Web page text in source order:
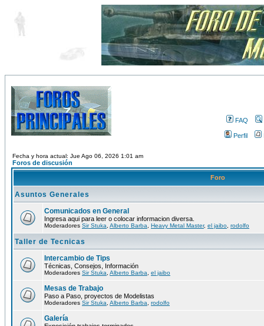
FAQ
Perfil
Fecha y hora actual: Jue Ago 06, 2026 1:01 am
Foros de discusión
Foro
Asuntos Generales
Comunicados en General
Ingresa aqui para leer o colocar informacion diversa.
Moderadores Sir Stuka Alberto Barba Heavy Metal Master, el jaibo rodolfo
Taller de Tecnicas
Intercambio de Tips
Técnicas, Consejos, Información
Moderadores Sir Stuka Alberto Barba el jaibo
Mesas de Trabajo
Paso a Paso, proyectos de Modelistas
Moderadores Sir Stuka Alberto Barba rodolfo
Galería